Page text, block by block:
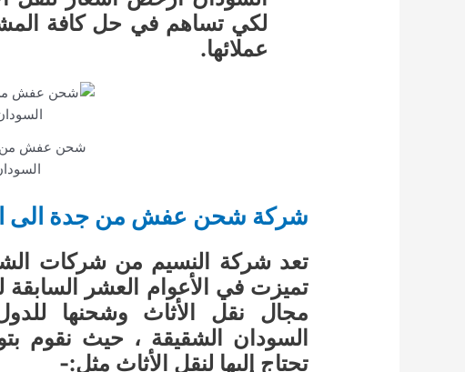
لكي تساهم في حل كافة
عملائها.
شحن عفش من
شركة شحن عفش من جدة الى
تعد شركة النسيم من شركات
تميزت في الأعوام العشر
مجال نقل الأثاث وشحنها
السودان الشقيقة ، حيث نقوم
تحتاج إليها لنقل الأثاث مثل:-